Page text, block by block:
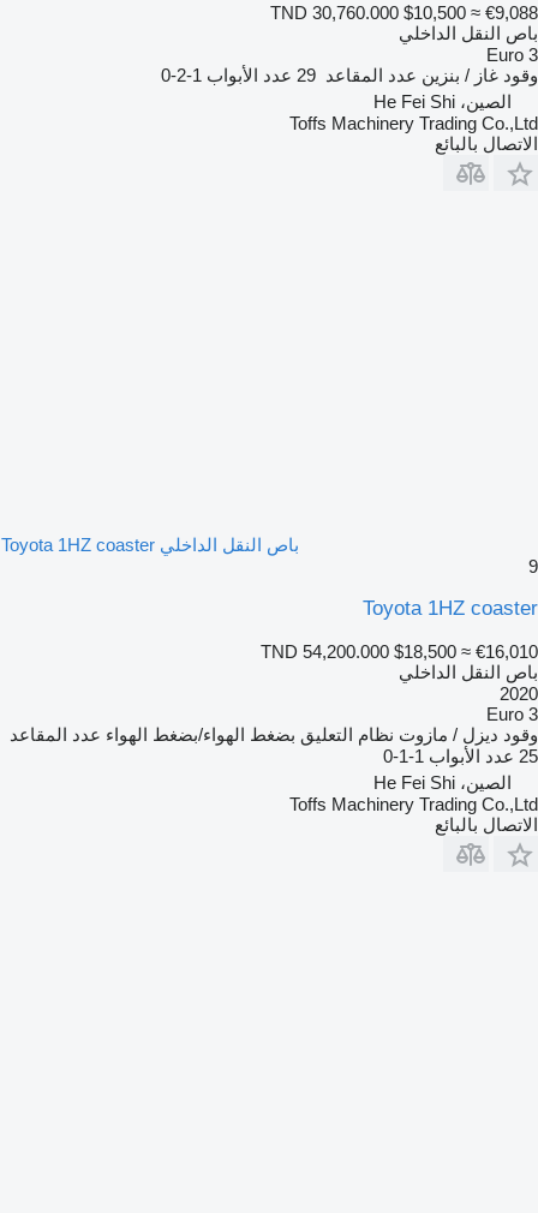
TND 30,760.000 $10,500 ≈ €9,088
باص النقل الداخلي
Euro 3
وقود غاز / بنزين عدد المقاعد 29 عدد الأبواب 1-2-0
الصين، He Fei Shi
Toffs Machinery Trading Co.,Ltd
الاتصال بالبائع
باص النقل الداخلي Toyota 1HZ coaster
9
Toyota 1HZ coaster
TND 54,200.000 $18,500 ≈ €16,010
باص النقل الداخلي
2020
Euro 3
وقود ديزل / مازوت نظام التعليق بضغط الهواء/بضغط الهواء عدد المقاعد
25 عدد الأبواب 1-1-0
الصين، He Fei Shi
Toffs Machinery Trading Co.,Ltd
الاتصال بالبائع